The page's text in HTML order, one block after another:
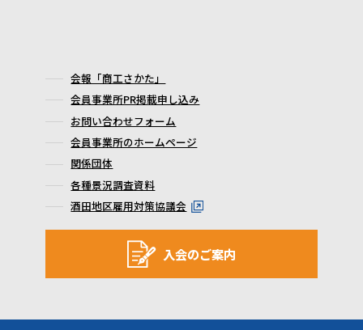
会報「商工さかた」
会員事業所PR掲載申し込み
お問い合わせフォーム
会員事業所のホームページ
関係団体
各種景況調査資料
酒田地区雇用対策協議会
入会のご案内